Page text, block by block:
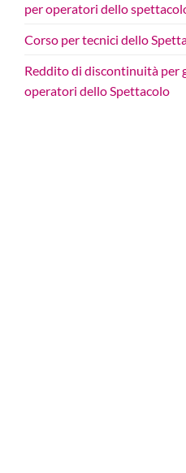
per operatori dello
Corso per tecnici dello
Reddito di discontinuità per
operatori dello Spettacolo